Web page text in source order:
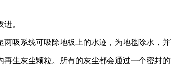
。
系统可吸除地板上的水迹，为地毯除水，并
灰尘颗粒。所有的灰尘都会通过一个密封